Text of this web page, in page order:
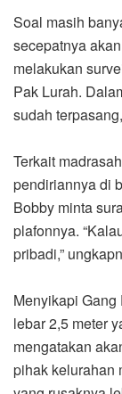
Soal masih
secepatnya
melakukan
Pak Lurah.
sudah
Terkait
pendiriannya di
Bobby minta
plafonnya.
pribadi,”
Menyikapi
lebar 2,5 meter
mengatakan
pihak kelurahan